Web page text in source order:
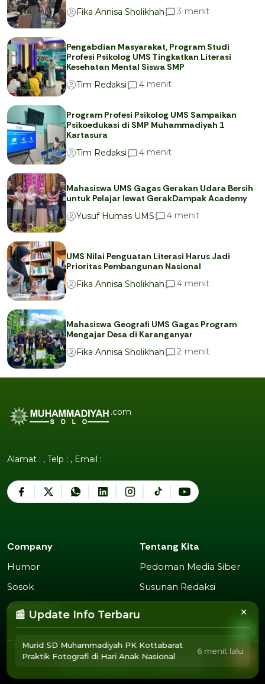
Fika Annisa Sholikhah
3 menit
Pengabdian Masyarakat, Program Studi
Profesi Psikolog UMS Tingkatkan Literasi
Kesehatan Mental Siswa SMP
Tim Redaksi
4 menit
Program Profesi Psikolog UMS Sampaikan
Psikoedukasi di SMP Muhammadiyah 1
Kartasura
Tim Redaksi
4 menit
Mahasiswa UMS Gagas Gerakan Udara Bersih
untuk Pelajar lewat GerakDampak Academy
Yusuf Humas UMS
4 menit
UMS Nilai Penguatan Literasi Harus Jadi
Prioritas Pembangunan Nasional
Fika Annisa Sholikhah
4 menit
Mahasiswa Geografi UMS Gagas Program
Mengajar Desa di Karanganyar
Fika Annisa Sholikhah
2 menit
.com
Alamat : , Telp : , Email :
Company
Humor
Sosok
Agendamu
Agendamu
Tentang Kita
Pedoman Media Siber
Susunan Redaksi
2025 Copyright @Muhammadiyah Solo
📰 Update Info Terbaru
Murid SD Muhammadiyah PK Kottabarat
Praktik Fotografi di Hari Anak Nasional
6 menit lalu
×